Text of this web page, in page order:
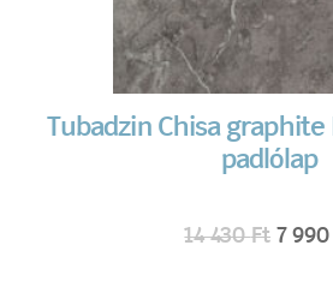
Tubadzin Chisa graphite
padlólap
14 430Ft 7 990